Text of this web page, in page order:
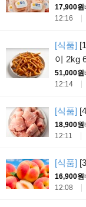
17,900원
12:16
[식품]
이 2kg
51,000원
12:14
[식품]
18,900원
12:11
[식품]
16,900원
12:08